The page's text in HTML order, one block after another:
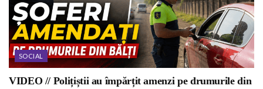
SOCIAL
VIDEO // Polițiștii au împărțit amenzi pe drumurile din